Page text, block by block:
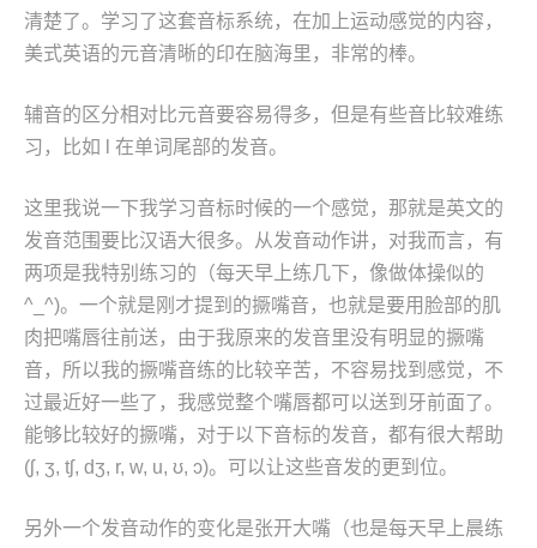
清楚了。学习了这套音标系统，在加上运动感觉的内容，
美式英语的元音清晰的印在脑海里，非常的棒。
辅音的区分相对比元音要容易得多，但是有些音比较难练
习，比如 l 在单词尾部的发音。
这里我说一下我学习音标时候的一个感觉，那就是英文的
发音范围要比汉语大很多。从发音动作讲，对我而言，有
两项是我特别练习的（每天早上练几下，像做体操似的
^_^)。一个就是刚才提到的撅嘴音，也就是要用脸部的肌
肉把嘴唇往前送，由于我原来的发音里没有明显的撅嘴
音，所以我的撅嘴音练的比较辛苦，不容易找到感觉，不
过最近好一些了，我感觉整个嘴唇都可以送到牙前面了。
能够比较好的撅嘴，对于以下音标的发音，都有很大帮助
(ʃ, ʒ, tʃ, dʒ, r, w, u, ʊ, ɔ)。可以让这些音发的更到位。
另外一个发音动作的变化是张开大嘴（也是每天早上晨练